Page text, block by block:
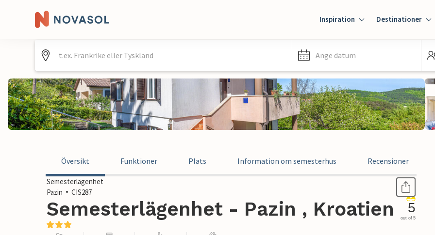
Inspiration Destinationer
Ange datum
Översikt Funktioner Plats Information om semesterhus Recensioner
Semesterlägenhet
Pazin
CIS287
Semesterlägenhet - Pazin , Kroatien 5
out of 5